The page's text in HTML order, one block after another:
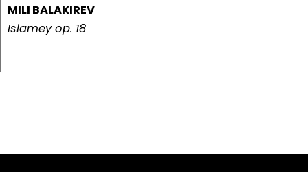
MILI BALAKIREV
Islamey op. 18